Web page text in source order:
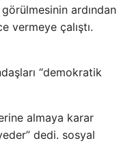
ardından
vermeye çalıştı.
“demokratik
almaya karar
dedi. sosyal